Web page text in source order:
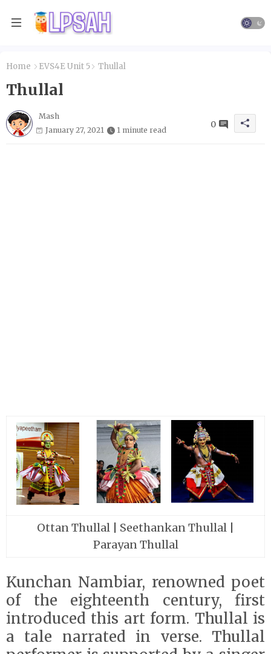
Home EVS4E Unit 5 Thullal
Thullal
Mash
January 27, 2021
1 minute read
0
Ottan Thullal | Seethankan Thullal |
Parayan Thullal
Kunchan Nambiar, renowned poet
of the eighteenth century, first
introduced this art form. Thullal is
a tale narrated in verse. Thullal